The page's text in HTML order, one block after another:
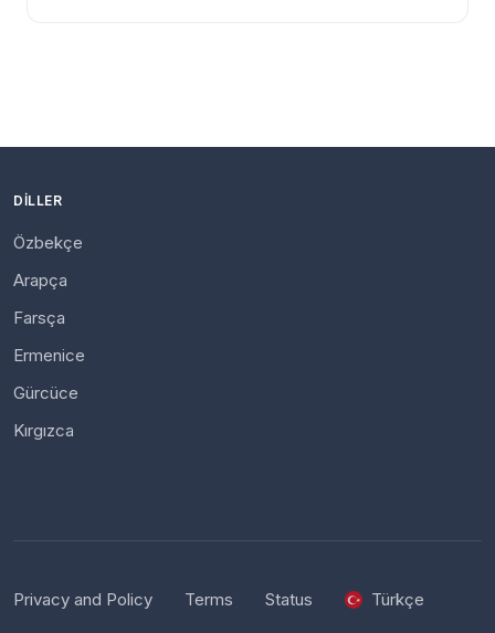
DILLER
Özbekçe
Arapça
Farsça
Ermenice
Gürcüce
Kırgızca
Privacy and Policy Terms Status Türkçe